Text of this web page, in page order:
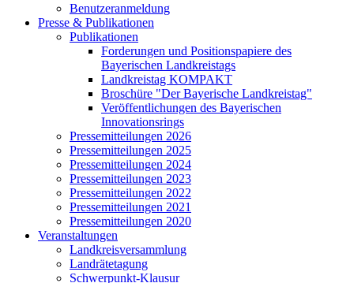
Benutzeranmeldung
Presse & Publikationen
Publikationen
Forderungen und Positionspapiere des
Bayerischen Landkreistags
Landkreistag KOMPAKT
Broschüre "Der Bayerische Landkreistag"
Veröffentlichungen des Bayerischen
Innovationsrings
Pressemitteilungen 2026
Pressemitteilungen 2025
Pressemitteilungen 2024
Pressemitteilungen 2023
Pressemitteilungen 2022
Pressemitteilungen 2021
Pressemitteilungen 2020
Veranstaltungen
Landkreisversammlung
Landrätetagung
Schwerpunkt-Klausur